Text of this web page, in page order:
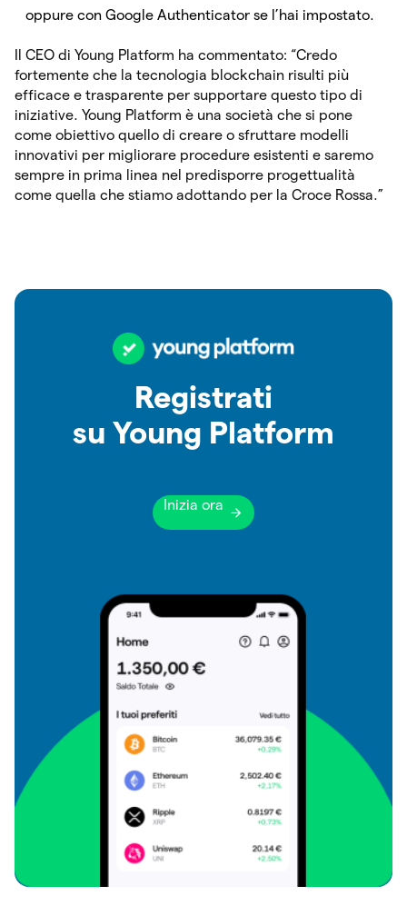
oppure con Google Authenticator se l’hai impostato.
Il CEO di Young Platform ha commentato: “Credo
fortemente che la tecnologia blockchain risulti più
efficace e trasparente per supportare questo tipo di
iniziative. Young Platform è una società che si pone
come obiettivo quello di creare o sfruttare modelli
innovativi per migliorare procedure esistenti e saremo
sempre in prima linea nel predisporre progettualità
come quella che stiamo adottando per la Croce Rossa.”
Registrati
su Young Platform
Inizia ora